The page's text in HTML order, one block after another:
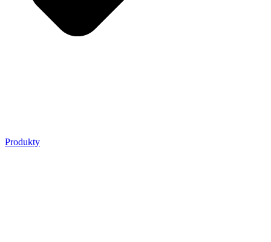
Produkty